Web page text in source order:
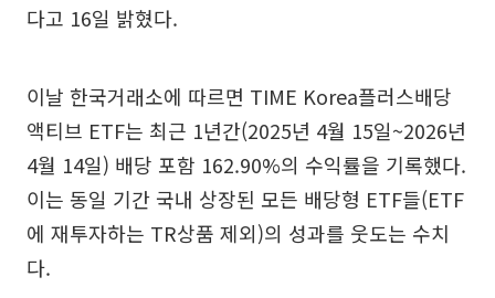
다고 16일 밝혔다.
이날 한국거래소에 따르면 TIME Korea플러스배당
액티브 ETF는 최근 1년간(2025년 4월 15일~2026년
4월 14일) 배당 포함 162.90%의 수익률을 기록했다.
이는 동일 기간 국내 상장된 모든 배당형 ETF들(ETF
에 재투자하는 TR상품 제외)의 성과를 웃도는 수치
다.